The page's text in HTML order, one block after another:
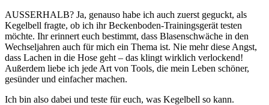
AUSSERHALB? Ja, genauso habe ich auch zuerst geguckt, als
Kegelbell fragte, ob ich ihr Beckenboden-Trainingsgerät testen
möchte. Ihr erinnert euch bestimmt, dass Blasenschwäche in den
Wechseljahren auch für mich ein Thema ist. Nie mehr diese Angst,
dass Lachen in die Hose geht – das klingt wirklich verlockend!
Außerdem liebe ich jede Art von Tools, die mein Leben schöner,
gesünder und einfacher machen.
Ich bin also dabei und teste für euch, was Kegelbell so kann.